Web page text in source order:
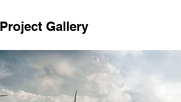
Project Gallery